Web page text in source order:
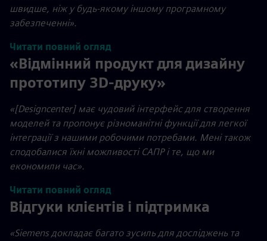
швидше, ніж у будь-якому іншому програмному
забезпеченні».
Читати повний огляд
«Відмінний продукт для дизайну
прототипу 3D-друку»
«[Designcenter] має чудовий інтерфейс для створення
моделей та пропонує різноманітні функції для легкої
інтеграції з нашими робочими потребами. Мені також
сподобалися їхні можливості САПР і те, що ми
економили час».
Читати повний огляд
Відгуки клієнтів і підтримка
«Siemens докладає багато зусиль для досліджень та